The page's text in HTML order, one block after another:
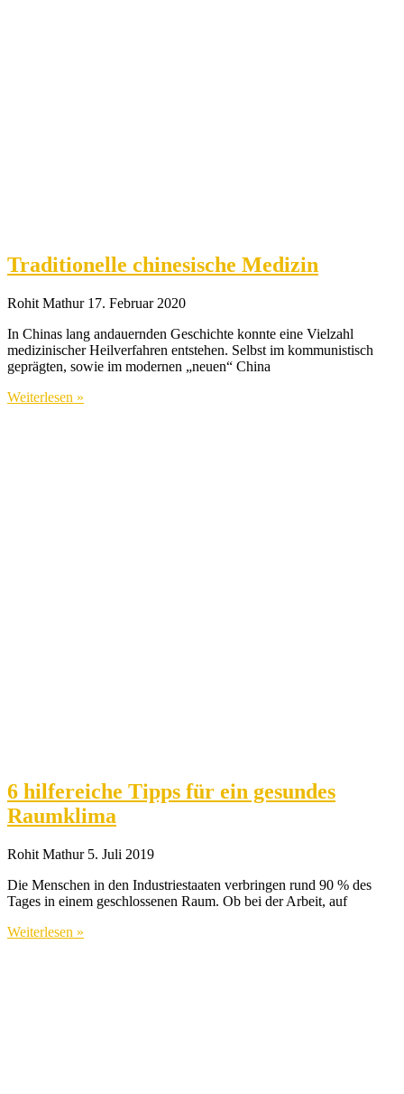
Traditionelle chinesische Medizin
Rohit Mathur 17. Februar 2020
In Chinas lang andauernden Geschichte konnte eine Vielzahl
medizinischer Heilverfahren entstehen. Selbst im kommunistisch
geprägten, sowie im modernen „neuen“ China
Weiterlesen »
6 hilfereiche Tipps für ein gesundes
Raumklima
Rohit Mathur 5. Juli 2019
Die Menschen in den Industriestaaten verbringen rund 90 % des
Tages in einem geschlossenen Raum. Ob bei der Arbeit, auf
Weiterlesen »